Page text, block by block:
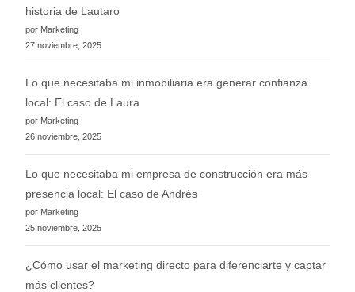
historia de Lautaro
por Marketing
27 noviembre, 2025
Lo que necesitaba mi inmobiliaria era generar confianza
local: El caso de Laura
por Marketing
26 noviembre, 2025
Lo que necesitaba mi empresa de construcción era más
presencia local: El caso de Andrés
por Marketing
25 noviembre, 2025
¿Cómo usar el marketing directo para diferenciarte y captar
más clientes?